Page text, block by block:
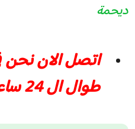
ديحمة
اتصل الان
طوال ال 24 ساعه